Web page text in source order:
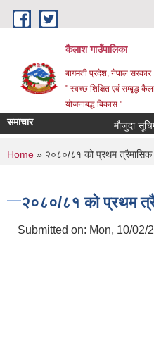
Skip to main content
कैलाश गाउँपालिका
बागमती प्रदेश, नेपाल सरकार
" स्वच्छ शिक्षित एवं सम्बृद्ध
योजनाबद्ध बिकास "
समाचार मौजुदा
You are here
Home » २०८०/८१ को प्रथम त्रैमासिक
२०८०/८१ को प्रथम
Submitted on: Mon, 10/02/